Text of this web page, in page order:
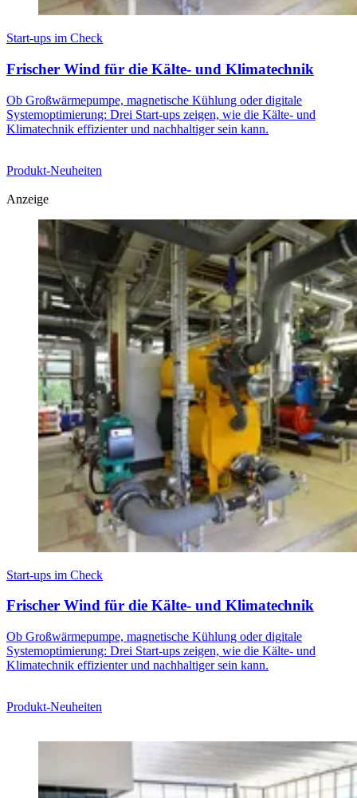
Start-ups im Check
Frischer Wind für die Kälte- und Klimatechnik
Ob Großwärmepumpe, magnetische Kühlung oder digitale
Systemoptimierung: Drei Start-ups zeigen, wie die Kälte- und
Klimatechnik effizienter und nachhaltiger sein kann.
Produkt-Neuheiten
Anzeige
Start-ups im Check
Frischer Wind für die Kälte- und Klimatechnik
Ob Großwärmepumpe, magnetische Kühlung oder digitale
Systemoptimierung: Drei Start-ups zeigen, wie die Kälte- und
Klimatechnik effizienter und nachhaltiger sein kann.
Produkt-Neuheiten